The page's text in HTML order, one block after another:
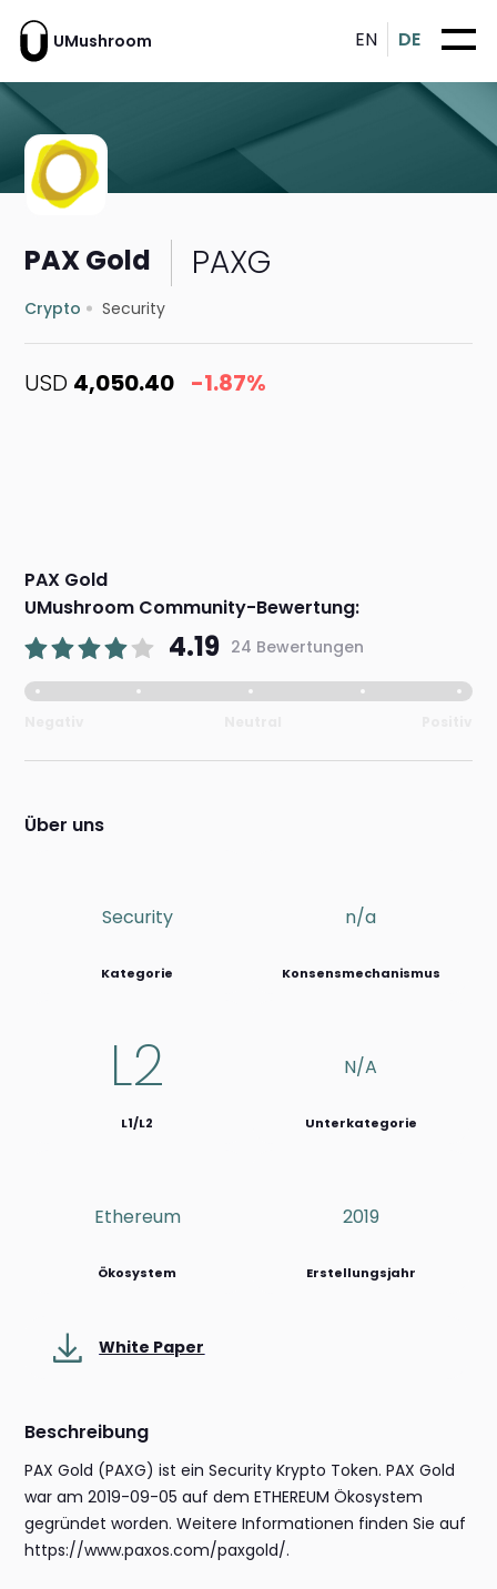
UMushroom EN DE
PAX Gold PAXG
Crypto Security
USD 4,050.40 -1.87%
PAX Gold
UMushroom Community-Bewertung:
4.19 24 Bewertungen
Über uns
Security
Kategorie
n/a
Konsensmechanismus
L2
L1/L2
N/a
Unterkategorie
Ethereum
Ökosystem
2019
Erstellungsjahr
White Paper
Beschreibung
PAX Gold (PAXG) ist ein Security Krypto Token. PAX Gold
war am 2019-09-05 auf dem ETHEREUM Ökosystem
gegründet worden. Weitere Informationen finden Sie auf
https://www.paxos.com/paxgold/.